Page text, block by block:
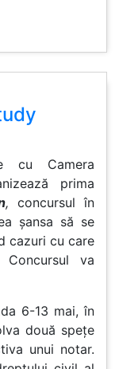
cu Camera
prima
, concursul în
șansa să se
cazuri cu care
va
6-13 mai, în
două spețe
unui notar.